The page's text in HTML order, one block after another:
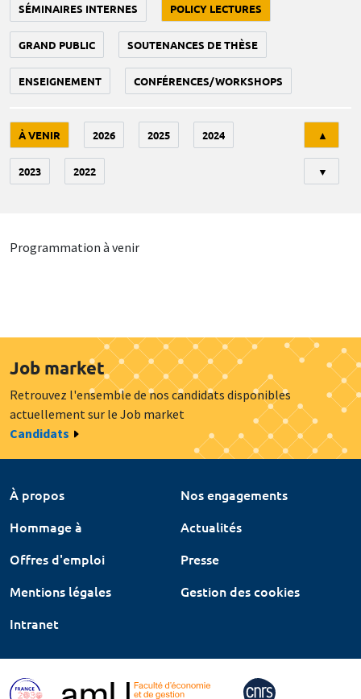
SÉMINAIRES INTERNES POLICY LECTURES
GRAND PUBLIC SOUTENANCES DE THÈSE
ENSEIGNEMENT CONFÉRENCES/WORKSHOPS
À VENIR 2026 2025 2024
2023 2022
▲
▼
Programmation à venir
Job market
Retrouvez l'ensemble de nos candidats disponibles
actuellement sur le Job market
Candidats
À propos
Nos engagements
Hommage à
Actualités
Offres d'emploi
Presse
Mentions légales
Gestion des cookies
Intranet